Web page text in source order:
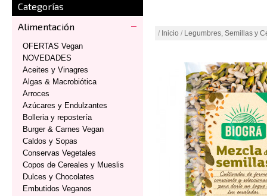
Categorías
Alimentación
OFERTAS Vegan
NOVEDADES
Aceites y Vinagres
Algas & Macrobiótica
Arroces
Azúcares y Endulzantes
Bolleria y repostería
Burger & Carnes Vegan
Caldos y Sopas
Conservas Vegetales
Copos de Cereales y Mueslis
Dulces y Chocolates
Embutidos Veganos
/ Inicio / Legumbres, Semillas y